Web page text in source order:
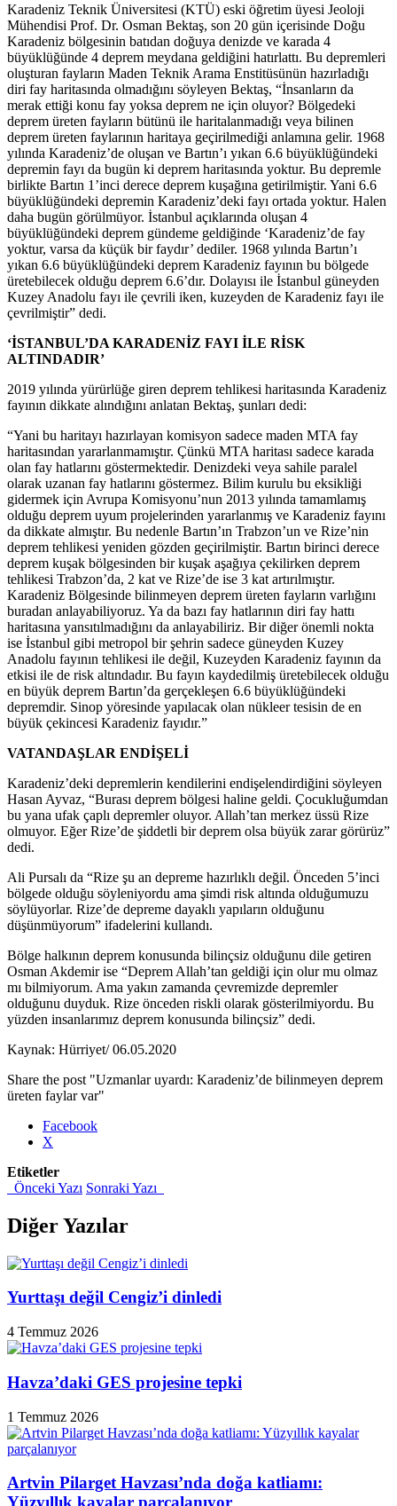
Karadeniz Teknik Üniversitesi (KTÜ) eski öğretim üyesi Jeoloji
Mühendisi Prof. Dr. Osman Bektaş, son 20 gün içerisinde Doğu
Karadeniz bölgesinin batıdan doğuya denizde ve karada 4
büyüklüğünde 4 deprem meydana geldiğini hatırlattı. Bu depremleri
oluşturan fayların Maden Teknik Arama Enstitüsünün hazırladığı
diri fay haritasında olmadığını söyleyen Bektaş, “İnsanların da
merak ettiği konu fay yoksa deprem ne için oluyor? Bölgedeki
deprem üreten fayların bütünü ile haritalanmadığı veya bilinen
deprem üreten faylarının haritaya geçirilmediği anlamına gelir. 1968
yılında Karadeniz’de oluşan ve Bartın’ı yıkan 6.6 büyüklüğündeki
depremin fayı da bugün ki deprem haritasında yoktur. Bu depremle
birlikte Bartın 1’inci derece deprem kuşağına getirilmiştir. Yani 6.6
büyüklüğündeki depremin Karadeniz’deki fayı ortada yoktur. Halen
daha bugün görülmüyor. İstanbul açıklarında oluşan 4
büyüklüğündeki deprem gündeme geldiğinde ‘Karadeniz’de fay
yoktur, varsa da küçük bir faydır’ dediler. 1968 yılında Bartın’ı
yıkan 6.6 büyüklüğündeki deprem Karadeniz fayının bu bölgede
üretebilecek olduğu deprem 6.6’dır. Dolayısı ile İstanbul güneyden
Kuzey Anadolu fayı ile çevrili iken, kuzeyden de Karadeniz fayı ile
çevrilmiştir” dedi.
‘İSTANBUL’DA KARADENİZ FAYI İLE RİSK
ALTINDADIR’
2019 yılında yürürlüğe giren deprem tehlikesi haritasında Karadeniz
fayının dikkate alındığını anlatan Bektaş, şunları dedi:
“Yani bu haritayı hazırlayan komisyon sadece maden MTA fay
haritasından yararlanmamıştır. Çünkü MTA haritası sadece karada
olan fay hatlarını göstermektedir. Denizdeki veya sahile paralel
olarak uzanan fay hatlarını göstermez. Bilim kurulu bu eksikliği
gidermek için Avrupa Komisyonu’nun 2013 yılında tamamlamış
olduğu deprem uyum projelerinden yararlanmış ve Karadeniz fayını
da dikkate almıştır. Bu nedenle Bartın’ın Trabzon’un ve Rize’nin
deprem tehlikesi yeniden gözden geçirilmiştir. Bartın birinci derece
deprem kuşak bölgesinden bir kuşak aşağıya çekilirken deprem
tehlikesi Trabzon’da, 2 kat ve Rize’de ise 3 kat artırılmıştır.
Karadeniz Bölgesinde bilinmeyen deprem üreten fayların varlığını
buradan anlayabiliyoruz. Ya da bazı fay hatlarının diri fay hattı
haritasına yansıtılmadığını da anlayabiliriz. Bir diğer önemli nokta
ise İstanbul gibi metropol bir şehrin sadece güneyden Kuzey
Anadolu fayının tehlikesi ile değil, Kuzeyden Karadeniz fayının da
etkisi ile de risk altındadır. Bu fayın kaydedilmiş üretebilecek olduğu
en büyük deprem Bartın’da gerçekleşen 6.6 büyüklüğündeki
depremdir. Sinop yöresinde yapılacak olan nükleer tesisin de en
büyük çekincesi Karadeniz fayıdır.”
VATANDAŞLAR ENDİŞELİ
Karadeniz’deki depremlerin kendilerini endişelendirdiğini söyleyen
Hasan Ayvaz, “Burası deprem bölgesi haline geldi. Çocukluğumdan
bu yana ufak çaplı depremler oluyor. Allah’tan merkez üssü Rize
olmuyor. Eğer Rize’de şiddetli bir deprem olsa büyük zarar görürüz”
dedi.
Ali Pursalı da “Rize şu an depreme hazırlıklı değil. Önceden 5’inci
bölgede olduğu söyleniyordu ama şimdi risk altında olduğumuzu
söylüyorlar. Rize’de depreme dayaklı yapıların olduğunu
düşünmüyorum” ifadelerini kullandı.
Bölge halkının deprem konusunda bilinçsiz olduğunu dile getiren
Osman Akdemir ise “Deprem Allah’tan geldiği için olur mu olmaz
mı bilmiyorum. Ama yakın zamanda çevremizde depremler
olduğunu duyduk. Rize önceden riskli olarak gösterilmiyordu. Bu
yüzden insanlarımız deprem konusunda bilinçsiz” dedi.
Kaynak: Hürriyet/ 06.05.2020
Share the post "Uzmanlar uyardı: Karadeniz’de bilinmeyen deprem
üreten faylar var"
Facebook
X
Etiketler
Önceki Yazı Sonraki Yazı
Diğer Yazılar
Yurttaşı değil Cengiz’i dinledi
4 Temmuz 2026
Havza’daki GES projesine tepki
1 Temmuz 2026
Artvin Pilarget Havzası’nda doğa katliamı:
Yüzyıllık kayalar parçalanıyor